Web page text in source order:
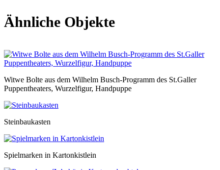
Ähnliche Objekte
Witwe Bolte aus dem Wilhelm Busch-Programm des St.Galler
Puppentheaters, Wurzelfigur, Handpuppe
Steinbaukasten
Spielmarken in Kartonkistlein